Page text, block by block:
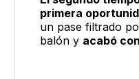
primera
un pase filtrado
balón y acabó